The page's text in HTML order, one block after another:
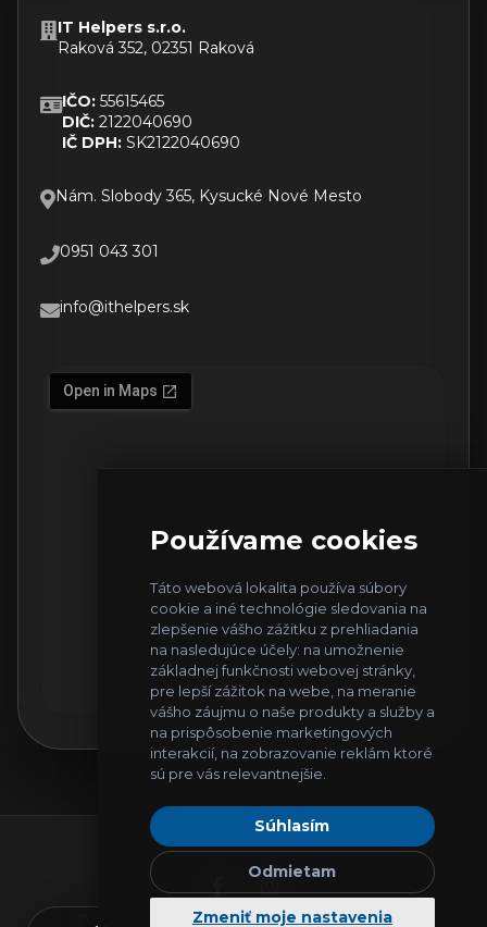
Používame cookies
Táto webová lokalita používa súbory
cookie a iné technológie sledovania na
zlepšenie vášho zážitku z prehliadania
na nasledujúce účely: na umožnenie
základnej funkčnosti webovej stránky,
pre lepší zážitok na webe na meranie
vášho záujmu o naše produkty a služby a
na prispôsobenie marketingových
interakcií, na zobrazovanie reklám ktoré
sú pre vás relevantnejšie
Súhlasím
Odmietam
Zmeniť moje nastavenia
IT Helpers s.r.o.
Raková 352, 02351 Raková
IČO: 55615465
DIČ: 2122040690
IČ DPH: SK2122040690
Nám. Slobody 365, Kysucké Nové Mesto
0951 043 301
info@ithelpers.sk
IT Helpers. Všetky práva vyhradené.